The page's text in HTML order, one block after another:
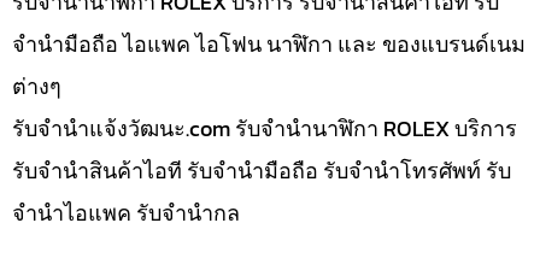
จำนำมือถือ ไอแพค ไอโฟน นาฬิกา และ ของแบรนด์เนม
ต่างๆ
รับจํานําแจ้งวัฒนะ.com รับจำนำนาฬิกา ROLEX บริการ
รับจำนำสินค้าไอที รับจำนำมือถือ รับจำนำโทรศัพท์ รับ
จำนำไอแพค รับจำนำกล